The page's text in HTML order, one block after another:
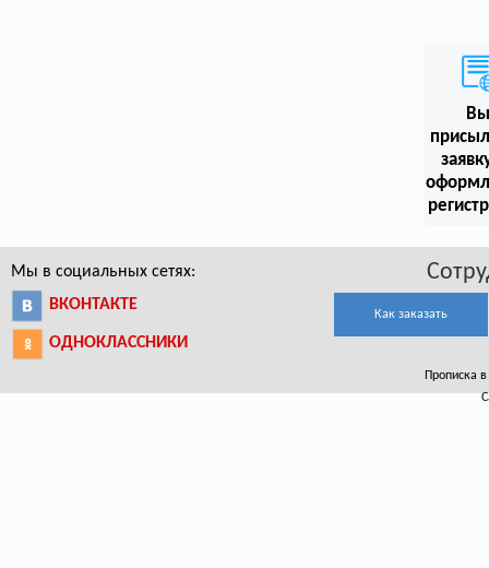
Вы
Мы в социальных сетях:
ВКОНТАКТЕ
ОДНОКЛАССНИКИ
Как заказать
Прописка